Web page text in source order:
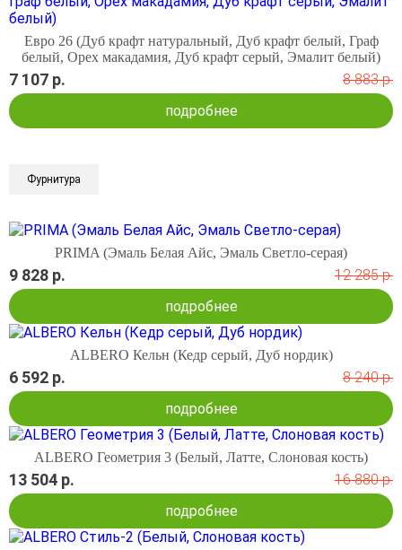
Евро 26 (Дуб крафт натуральный, Дуб крафт белый, Граф
белый, Орех макадамия, Дуб крафт серый, Эмалит белый)
7 107 р.
8 883 р.
подробнее
Фурнитура
PRIMA (Эмаль Белая Айс, Эмаль Светло-серая)
9 828 р.
12 285 р.
подробнее
ALBERO Кельн (Кедр серый, Дуб нордик)
6 592 р.
8 240 р.
подробнее
ALBERO Геометрия 3 (Белый, Латте, Слоновая кость)
13 504 р.
16 880 р.
подробнее